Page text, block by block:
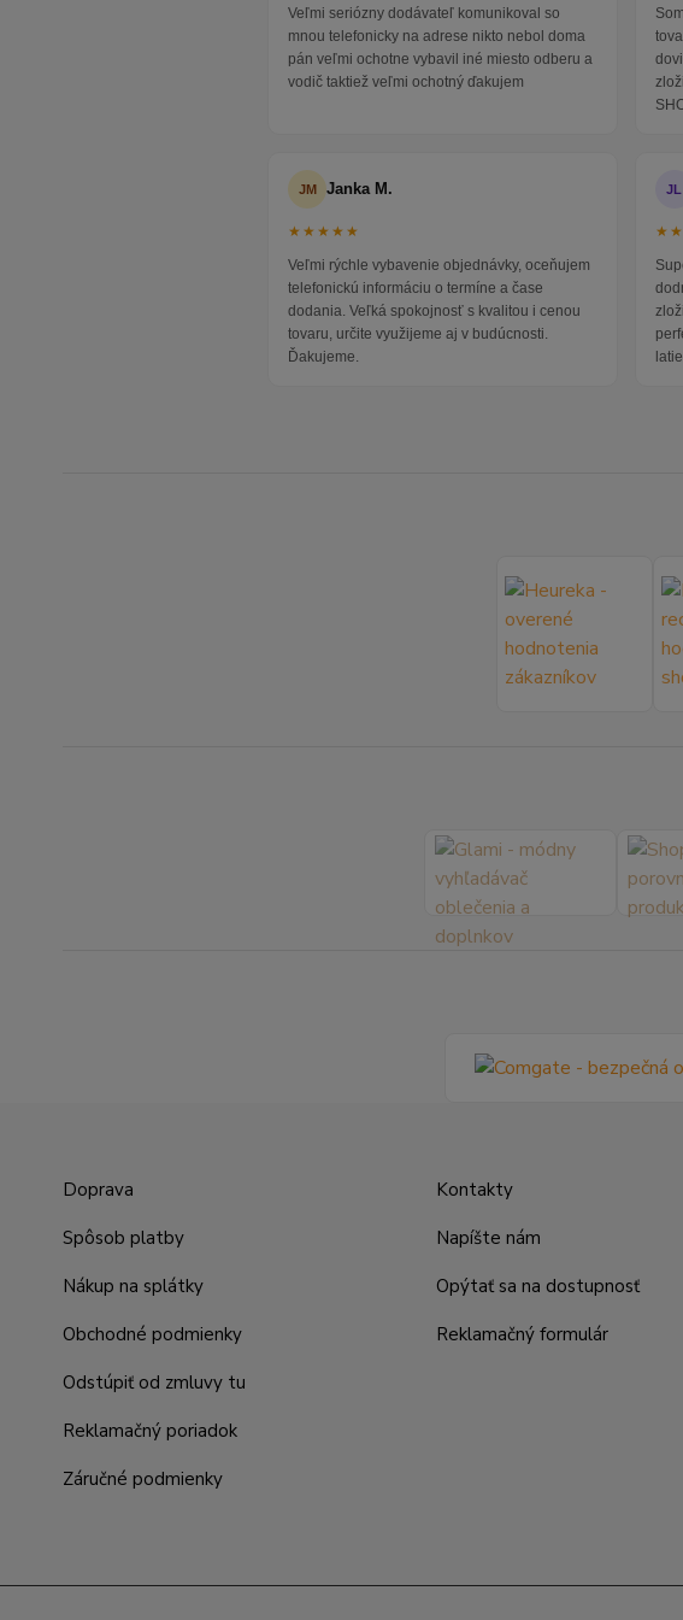
Veľmi seriózny dodávateľ komunikoval so
mnou telefonicky na adrese nikto nebol doma
pán veľmi ochotne vybavil iné miesto odberu a
vodič taktiež veľmi ochotný ďakujem
JM Janka M.
★★★★★
Veľmi rýchle vybavenie objednávky, oceňujem
telefonickú informáciu o termíne a čase
dodania. Veľká spokojnosť s kvalitou i cenou
tovaru, určite využijeme aj v budúcnosti.
Ďakujeme.
JL
Doprava
Spôsob platby
Nákup na splátky
Obchodné podmienky
Odstúpiť od zmluvy tu
Reklamačný poriadok
Záručné podmienky
Kontakty
Napíšte nám
Opýtať sa na dostupnosť
Reklamačný formulár